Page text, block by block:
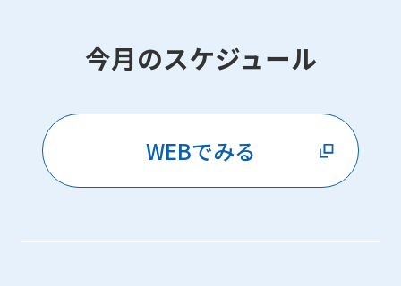
今月のスケジュール
WEBでみる